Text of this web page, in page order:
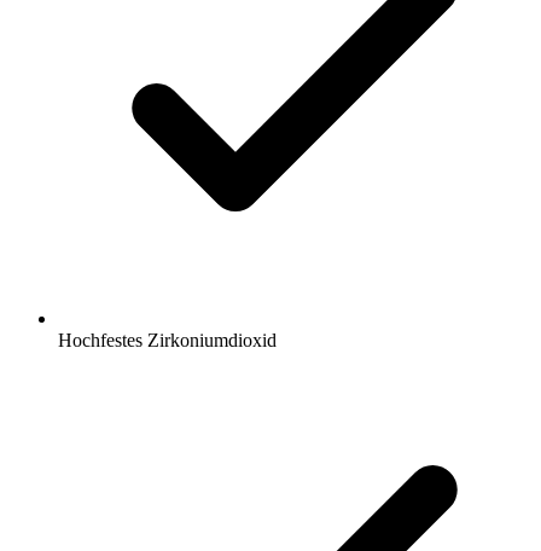
Hochfestes Zirkoniumdioxid